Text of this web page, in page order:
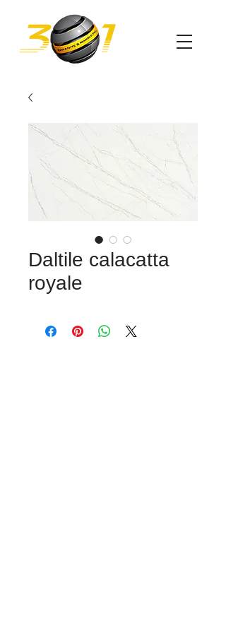
Daltile calacatta
royale